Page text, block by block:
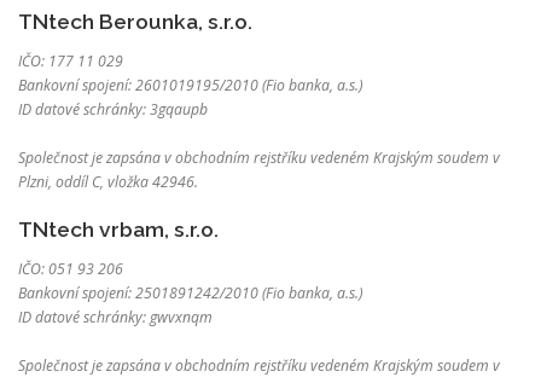
TNtech Berounka, s.r.o.
IČO: 177 11 029
Bankovní spojení: 2601019195/2010 (Fio banka, a.s.)
ID datové schránky: 3gqaupb
Společnost je zapsána v obchodním rejstříku vedeném Krajským soudem v
Plzni, oddíl C, vložka 42946.
TNtech vrbam, s.r.o.
IČO: 051 93 206
Bankovní spojení: 2501891242/2010 (Fio banka, a.s.)
ID datové schránky: gwvxnqm
Společnost je zapsána v obchodním rejstříku vedeném Krajským soudem v